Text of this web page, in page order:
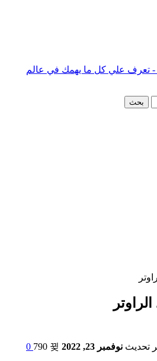
- تعرف علي كل ما يهمك في عالم
تحديث نوفمبر 23, 2022